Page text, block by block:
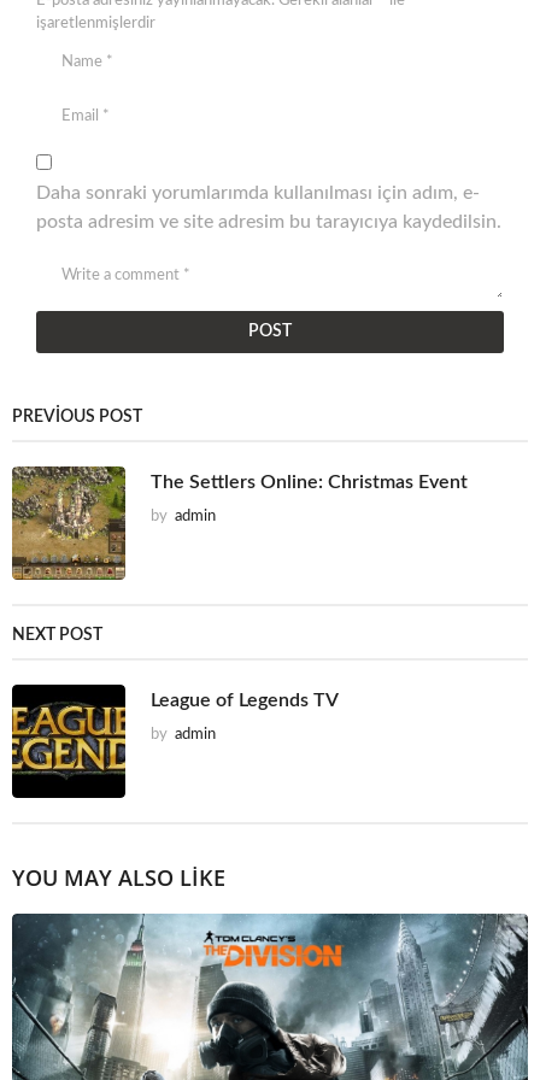
işaretlenmişlerdir
Daha sonraki yorumlarımda kullanılması için adım, e-
posta adresim ve site adresim bu tarayıcıya kaydedilsin.
PREVIOUS POST
The Settlers Online: Christmas Event
by admin
NEXT POST
League of Legends TV
by admin
YOU MAY ALSO LIKE